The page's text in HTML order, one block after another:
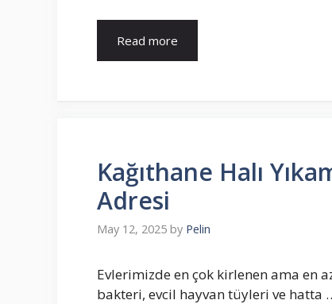
Read more
Kağıthane Halı
Adresi
May 12, 2025 by Pelin
Evlerimizde en çok kirlenen ama en
bakteri, evcil hayvan tüyleri ve hatta